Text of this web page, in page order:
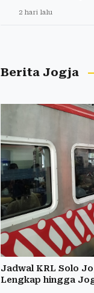
2 hari lalu
Berita Jogja
Jadwal KRL Solo
Lengkap hingga